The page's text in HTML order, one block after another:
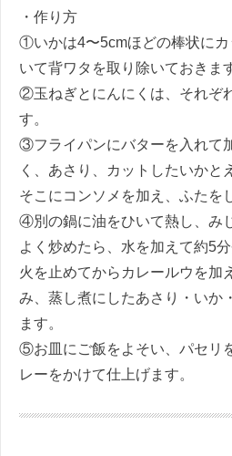
・作り方
①いかは4〜5cmほどの棒状にカ
いて背ワタを取り除いておきま
②玉ねぎとにんにくは、それぞ
す。
③フライパンにバターを入れて
く、あさり、カットしたいかと
そこにコンソメを加え、ふたを
④別の鍋に油をひいて熱し、み
よく炒めたら、水を加えて約5分
火を止めてからカレールウを加
み、蒸し煮にしたあさり・いか
ます。
⑤お皿にご飯をよそい、パセリ
レーをかけて仕上げます。